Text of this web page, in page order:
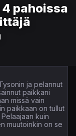
pahoissa
ja pelannut
paikkani
missä vain
paikkaan on tullut
kuin
muutoinkin on se